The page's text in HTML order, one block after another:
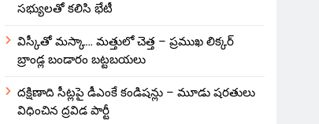
సభ్యులతో కలిసి భేటీ
విస్కీతో మస్కా… మత్తులో చెత్త – ప్రముఖ లిక్కర్
బ్రాండ్ల బండారం బట్టబయలు
దక్షిణాది సీట్లపై డీఎంకే కండిషన్లు – మూడు షరతులు
విధించిన ద్రవిడ పార్టీ